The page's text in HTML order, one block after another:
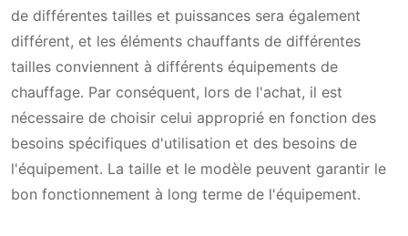
de différentes tailles et puissances sera également
différent, et les éléments chauffants de différentes
tailles conviennent à différents équipements de
chauffage. Par conséquent, lors de l'achat, il est
nécessaire de choisir celui approprié en fonction des
besoins spécifiques d'utilisation et des besoins de
l'équipement. La taille et le modèle peuvent garantir le
bon fonctionnement à long terme de l'équipement.